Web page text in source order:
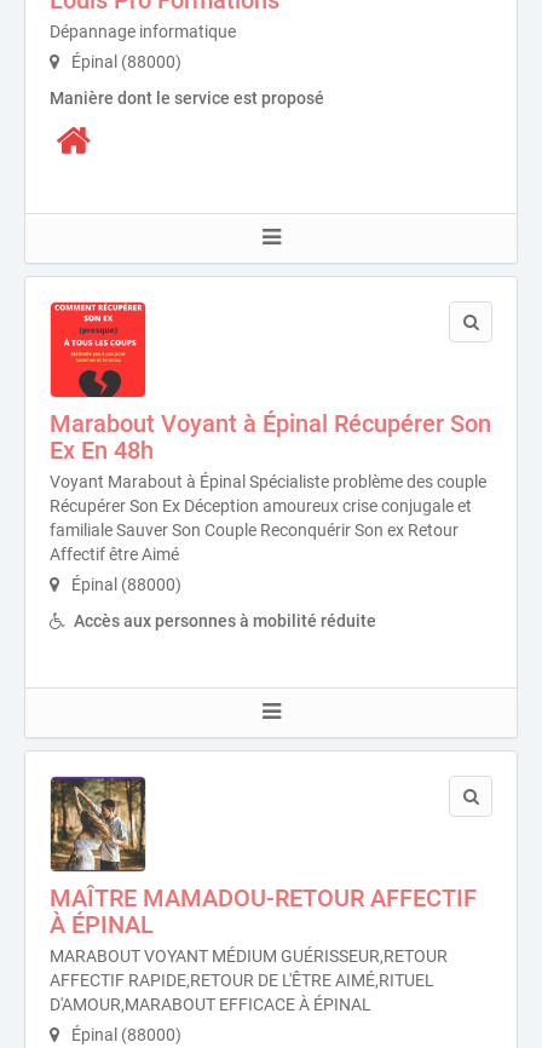
Dépannage informatique
Épinal (88000)
Manière dont le service est proposé
Marabout Voyant à Épinal Récupérer Son
Ex En 48h
Voyant Marabout à Épinal Spécialiste problème des couple
Récupérer Son Ex Déception amoureux crise conjugale et
familiale Sauver Son Couple Reconquérir Son ex Retour
Affectif être Aimé
Épinal (88000)
Accès aux personnes à mobilité réduite
MAÎTRE MAMADOU-RETOUR AFFECTIF
À ÉPINAL
MARABOUT VOYANT MÉDIUM GUÉRISSEUR,RETOUR
AFFECTIF RAPIDE,RETOUR DE L'ÊTRE AIMÉ,RITUEL
D'AMOUR,MARABOUT EFFICACE À ÉPINAL
Épinal (88000)